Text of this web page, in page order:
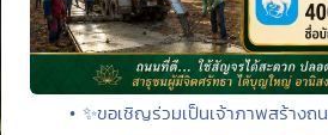
• ✨ขอเชิญร่วมเป็นเจ้าภาพสร้างถ